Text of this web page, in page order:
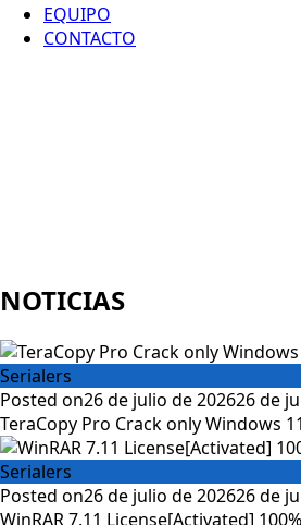
EQUIPO
CONTACTO
NOTICIAS
Serialers
Posted on26 de julio de 202626 de
TeraCopy Pro Crack only Windows
Serialers
Posted on26 de julio de 202626 de
WinRAR 7.11 License[Activated]